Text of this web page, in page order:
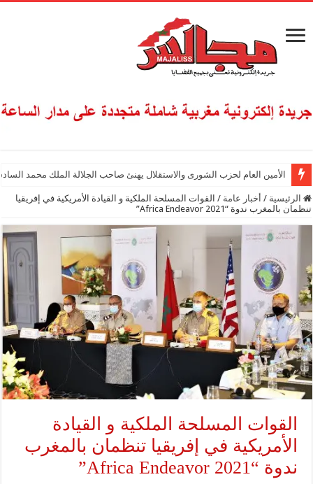
الأمين العام لحزب الشورى والاستقلال يهنئ صاحب الجلالة الملك محمد
الرئيسية / أخبار عامة / القوات المسلحة الملكية و القيادة الأمريكية في إفريقيا
تنظمان بالمغرب ندوة “Africa Endeavor 2021”
القوات المسلحة الملكية و القيادة
الأمريكية في إفريقيا تنظمان بالمغرب
ندوة “Africa Endeavor 2021”